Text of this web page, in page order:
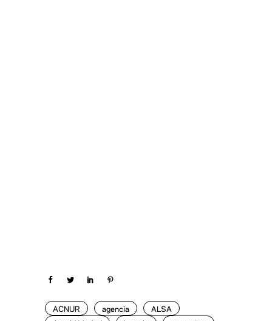
ACNUR agencia
ALSA